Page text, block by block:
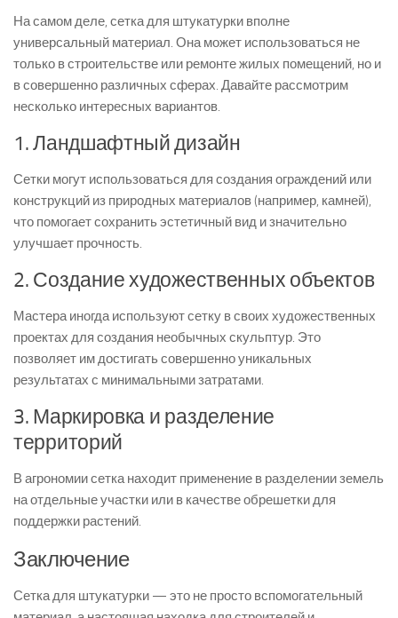
На самом деле, сетка для штукатурки вполне
универсальный материал. Она может использоваться не
только в строительстве или ремонте жилых помещений, но и
в совершенно различных сферах. Давайте рассмотрим
несколько интересных вариантов.
1. Ландшафтный дизайн
Сетки могут использоваться для создания ограждений или
конструкций из природных материалов (например, камней),
что помогает сохранить эстетичный вид и значительно
улучшает прочность.
2. Создание художественных объектов
Мастера иногда используют сетку в своих художественных
проектах для создания необычных скульптур. Это
позволяет им достигать совершенно уникальных
результатах с минимальными затратами.
3. Маркировка и разделение
территорий
В агрономии сетка находит применение в разделении земель
на отдельные участки или в качестве обрешетки для
поддержки растений.
Заключение
Сетка для штукатурки — это не просто вспомогательный